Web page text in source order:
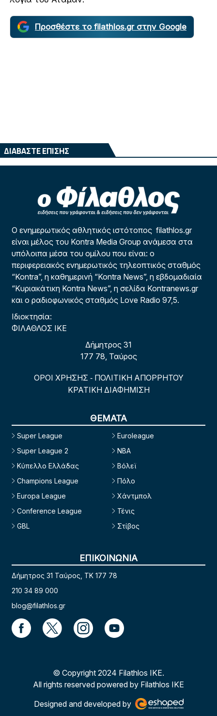
Προσθέστε το filathlos.gr στην Google
ΔΙΑΒΑΣΤΕ ΕΠΙΣΗΣ
Ο ενημερωτικός αθλητικός ιστότοπος filathlos.gr
είναι μέλος του Kontra Media Group ανάμεσα στα
υπόλοιπα μέσα του ομίλου που είναι: ο
περιφερειακός ενημερωτικός τηλεοπτικός σταθμός
“Kontra”, η καθημερινή “Kontra News”, η εβδομαδιαία
“Κυριακάτικη Kontra News”, η σελίδα Kontranews.gr
και ο ραδιοφωνικός σταθμός Love Radio 97,5.
Ιδιοκτησία:
ΦΙΛΑΘΛΟΣ ΙΚΕ
Δήμητρος 31
177 78, Ταύρος
ΟΡΟΙ ΧΡΗΣΗΣ - ΠΟΛΙΤΙΚΗ ΑΠΟΡΡΗΤΟΥ
ΚΡΑΤΙΚΗ ΔΙΑΦΗΜΙΣΗ
ΘΕΜΑΤΑ
Super League
Super League 2
Κύπελλο Ελλάδας
Champions League
Europa League
Conference League
GBL
Euroleague
NBA
Βόλεϊ
Πόλο
Χάντμπολ
Τένις
Στίβος
ΕΠΙΚΟΙΝΩΝΙΑ
Δήμητρος 31 Ταύρος, TK 177 78
210 34 89 000
blog@filathlos.gr
© Copyright 2024 Filathlos ΙΚΕ.
All rights reserved powered by Filathlos ΙΚΕ
Designed and developed by